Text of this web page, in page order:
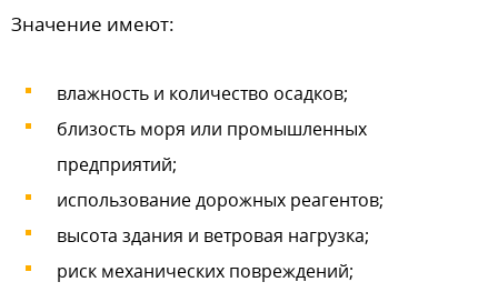
Значение имеют:
влажность и количество осадков;
близость моря или промышленных
предприятий;
использование дорожных реагентов;
высота здания и ветровая нагрузка;
риск механических повреждений;